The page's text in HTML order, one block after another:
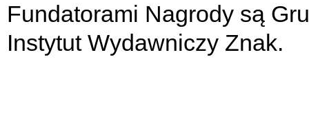
Fundatorami Nagrody są
Instytut Wydawniczy Znak.